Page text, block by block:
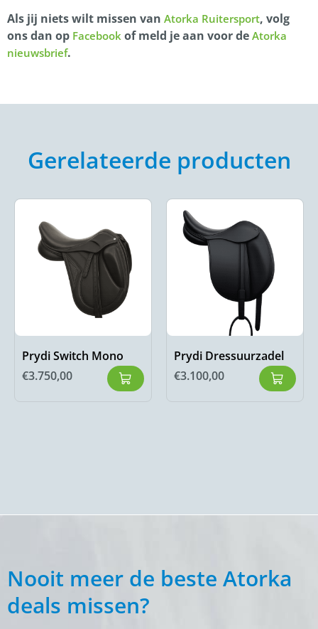
Als jij niets wilt missen van Atorka Ruitersport, volg
ons dan op Facebook of meld je aan voor de Atorka
nieuwsbrief.
Gerelateerde producten
Prydi Switch Mono
€3.750,00
Prydi Dressuurzadel
€3.100,00
Nooit meer de beste Atorka
deals missen?